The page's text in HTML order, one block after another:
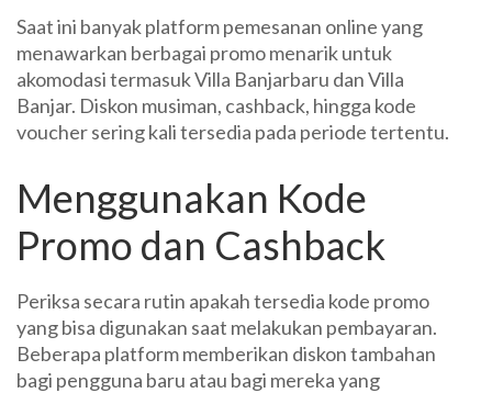
Saat ini banyak platform pemesanan online yang
menawarkan berbagai promo menarik untuk
akomodasi termasuk Villa Banjarbaru dan Villa
Banjar. Diskon musiman, cashback, hingga kode
voucher sering kali tersedia pada periode tertentu.
Menggunakan Kode
Promo dan Cashback
Periksa secara rutin apakah tersedia kode promo
yang bisa digunakan saat melakukan pembayaran.
Beberapa platform memberikan diskon tambahan
bagi pengguna baru atau bagi mereka yang